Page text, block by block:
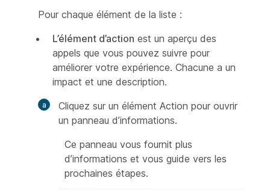
Pour chaque élément de la liste :
L’élément d’action est un aperçu des
appels que vous pouvez suivre pour
améliorer votre expérience. Chacune a un
impact et une description.
Cliquez sur un élément Action pour ouvrir
un panneau d’informations.
Ce panneau vous fournit plus
d’informations et vous guide vers les
prochaines étapes.